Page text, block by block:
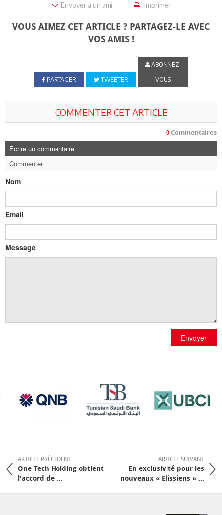
Envoyer à un ami Imprimer
VOUS AIMEZ CET ARTICLE ? PARTAGEZ-LE AVEC
VOS AMIS !
PARTAGER TWEETER
ABONNEZ-
VOUS
COMMENTER CET ARTICLE
0 Commentaires
Ecrire un commentaire
Commenter
Nom
Email
Message
Envoyer
ARTICLE PRÉCÉDENT
One Tech Holding obtient
l'accord de ...
ARTICLE SUIVANT
En exclusivité pour les
nouveaux « Elissiens » ...